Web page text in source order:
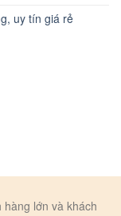
uy tín giá rẻ
lớn và khách